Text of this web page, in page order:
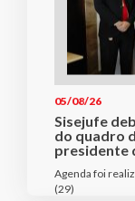
05/08/26
Sisejufe
do quadro
presidente
Agenda foi
(29)